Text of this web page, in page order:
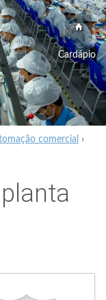
Cardápio
comercial
›